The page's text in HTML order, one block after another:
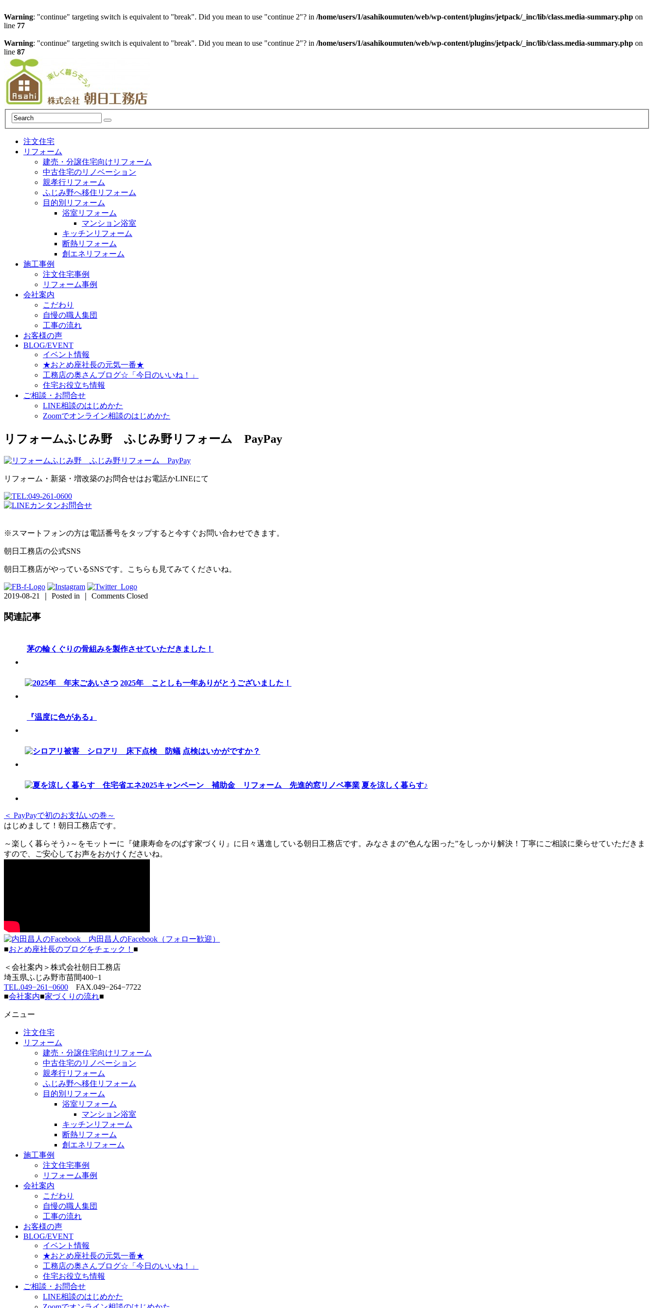
Warning: "continue" targeting switch is equivalent to "break". Did you mean to use "continue 2"? in /home/users/1/asahikoumuten/web/wp-content/plugins/jetpack/_inc/lib/class.media-summary.php on
line 77
Warning: "continue" targeting switch is equivalent to "break". Did you mean to use "continue 2"? in /home/users/1/asahikoumuten/web/wp-content/plugins/jetpack/_inc/lib/class.media-summary.php on
line 87
注文住宅
リフォーム
建売・分譲住宅向けリフォーム
中古住宅のリノベーション
親孝行リフォーム
ふじみ野へ移住リフォーム
目的別リフォーム
浴室リフォーム
マンション浴室
キッチンリフォーム
断熱リフォーム
創エネリフォーム
施工事例
注文住宅事例
リフォーム事例
会社案内
こだわり
自慢の職人集団
工事の流れ
お客様の声
BLOG/EVENT
イベント情報
★おとめ座社長の元気一番★
工務店の奥さんブログ☆「今日のいいね！」
住宅お役立ち情報
ご相談・お問合せ
LINE相談のはじめかた
Zoomでオンライン相談のはじめかた
リフォームふじみ野 ふじみ野リフォーム PayPay
リフォーム・新築・増改築のお問合せはお電話かLINEにて
※スマートフォンの方は電話番号をタップすると今すぐお問い合わせできます。
朝日工務店の公式SNS
朝日工務店がやっているSNSです。こちらも見てみてくださいね。
2019-08-21 ｜ Posted in ｜ Comments Closed
関連記事
茅の輪くぐりの骨組みを製作させていただきました！
2025年 ことしも一年ありがとうございました！
『温度に色がある』
点検はいかがですか？
夏を涼しく暮らす♪
＜ PayPayで初のお支払いの巻～
はじめまして！朝日工務店です。
～楽しく暮らそう♪～をモットーに『健康寿命をのばす家づくり』に日々邁進している朝日工務店です。みなさまの”色んな困った”をしっかり解決！丁寧にご相談に乗らせていただきま
すので、ご安心してお声をおかけくださいね。
内田昌人のFacebook（フォロー歓迎）
■おとめ座社長のブログをチェック！ ■
＜会社案内＞株式会社朝日工務店
埼玉県ふじみ野市苗間400−1
TEL.049−261−0600 FAX.049−264−7722
■会社案内■家づくりの流れ■
メニュー
注文住宅
リフォーム
建売・分譲住宅向けリフォーム
中古住宅のリノベーション
親孝行リフォーム
ふじみ野へ移住リフォーム
目的別リフォーム
浴室リフォーム
マンション浴室
キッチンリフォーム
断熱リフォーム
創エネリフォーム
施工事例
注文住宅事例
リフォーム事例
会社案内
こだわり
自慢の職人集団
工事の流れ
お客様の声
BLOG/EVENT
イベント情報
★おとめ座社長の元気一番★
工務店の奥さんブログ☆「今日のいいね！」
住宅お役立ち情報
ご相談・お問合せ
LINE相談のはじめかた